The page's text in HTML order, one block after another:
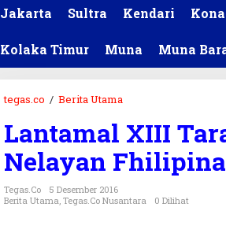
Jakarta Sultra Kendari
Kolaka Timur Muna Muna
tegas.co / Berita Utama
n
a
Lantamal XIII
Nelayan Fhilipina
Tegas.co
5 Desember 2016
Berita Utama, Tegas.co Nusantara 0 Dilihat